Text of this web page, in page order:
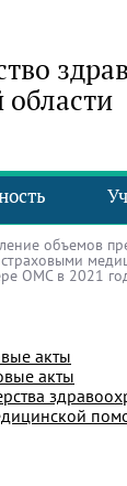
объемов
ОМС в 2021
акты
акты